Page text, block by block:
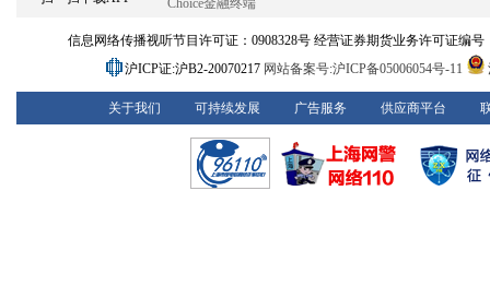
Choice金融终端
信息网络传播视听节目许可证：0908328号 经营证券期货业务许可证编号
沪ICP证:沪B2-20070217 网站备案号:沪ICP备05006054号-11
关于我们 可持续发展 广告服务 供应商平台